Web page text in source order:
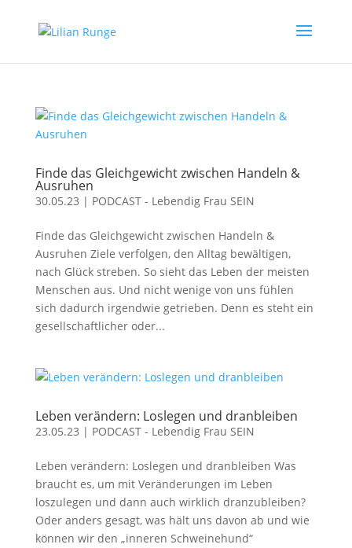
Finde das Gleichgewicht zwischen Handeln &
Ausruhen
30.05.23 | PODCAST - Lebendig Frau SEIN
Finde das Gleichgewicht zwischen Handeln &
Ausruhen Ziele verfolgen, den Alltag bewältigen,
nach Glück streben. So sieht das Leben der meisten
Menschen aus. Und nicht wenige von uns fühlen
sich dadurch irgendwie getrieben. Denn es steht ein
gesellschaftlicher oder...
Leben verändern: Loslegen und dranbleiben
23.05.23 | PODCAST - Lebendig Frau SEIN
Leben verändern: Loslegen und dranbleiben Was
braucht es, um mit Veränderungen im Leben
loszulegen und dann auch wirklich dranzubleiben?
Oder anders gesagt, was hält uns davon ab und wie
können wir den „inneren Schweinehund“